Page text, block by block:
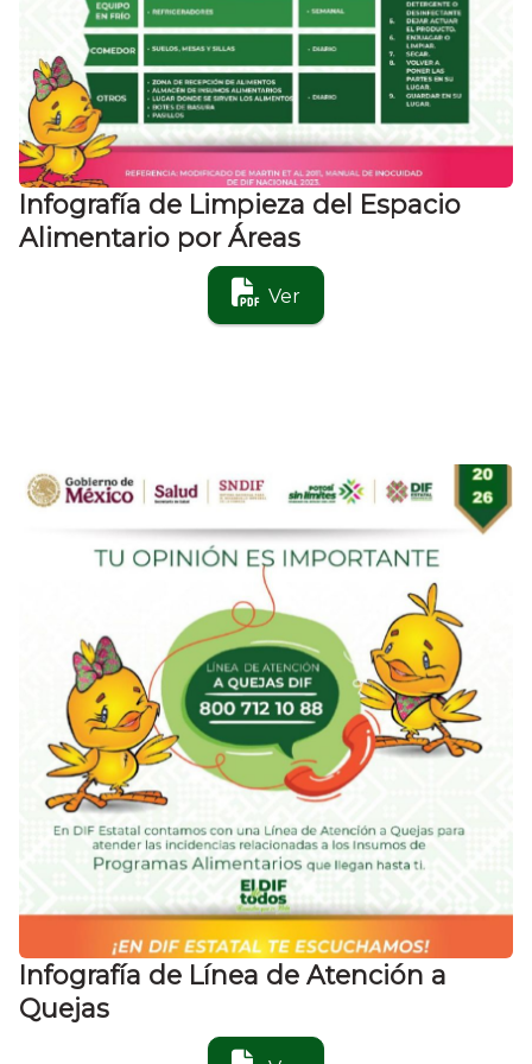
Infografía de Limpieza del Espacio
Alimentario por Áreas
Ver
Infografía de Línea de Atención a
Quejas